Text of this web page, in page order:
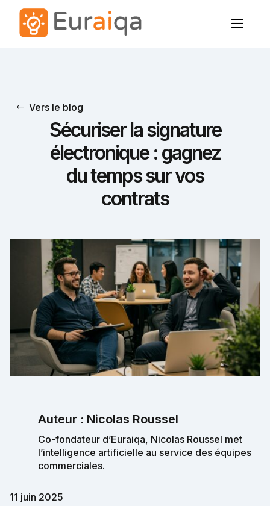
Vers le blog
Sécuriser la signature
électronique : gagnez
du temps sur vos
contrats
Auteur : Nicolas Roussel
Co-fondateur d’Euraiqa, Nicolas Roussel met
l’intelligence artificielle au service des équipes
commerciales.
11 juin 2025